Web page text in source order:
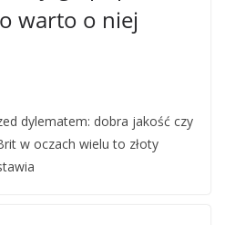
warto o niej
dylematem: dobra jakość czy
w oczach wielu to złoty